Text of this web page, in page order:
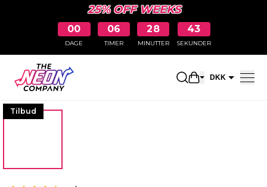
25% OFF WEEKS
00
DAGE
06
TIMER
28
MINUTTER
43
SEKUNDER
Åbn DKK
Tilbud